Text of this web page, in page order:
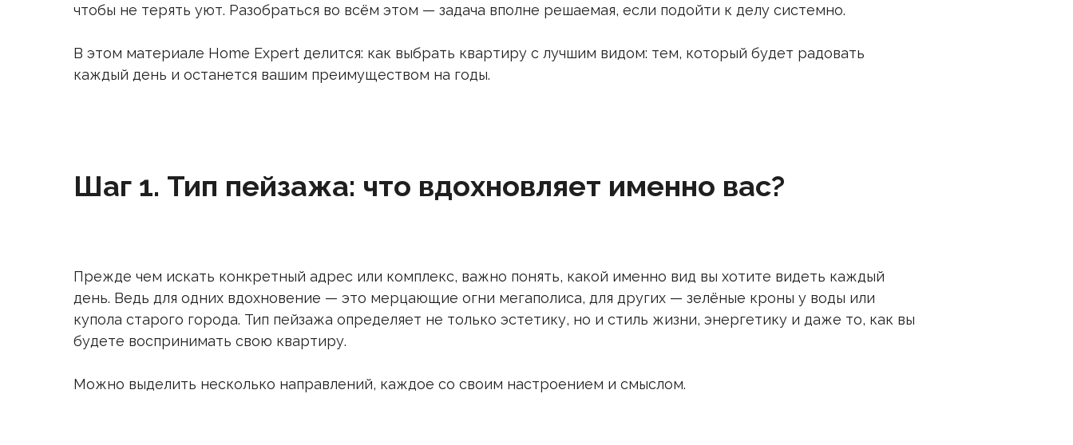
чтобы не терять уют. Разобраться во всём этом — задача вполне решаемая, если подойти к делу системно.
В этом материале Home Expert делится: как выбрать квартиру с лучшим видом: тем, который будет радовать
каждый день и останется вашим преимуществом на годы.
Шаг 1. Тип пейзажа: что вдохновляет именно вас?
Прежде чем искать конкретный адрес или комплекс, важно понять, какой именно вид вы хотите видеть каждый
день. Ведь для одних вдохновение — это мерцающие огни мегаполиса, для других — зелёные кроны у воды или
купола старого города. Тип пейзажа определяет не только эстетику, но и стиль жизни, энергетику и даже то, как вы
будете воспринимать свою квартиру.
Можно выделить несколько направлений, каждое со своим настроением и смыслом.